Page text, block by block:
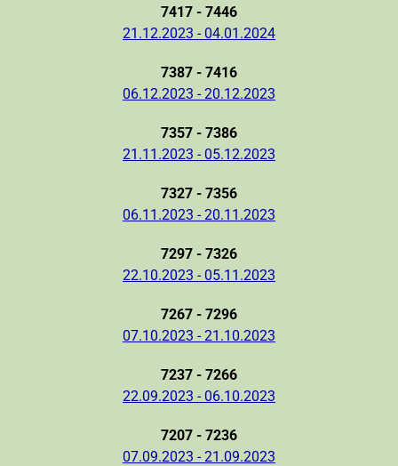
7417 - 7446
21.12.2023 - 04.01.2024
7387 - 7416
06.12.2023 - 20.12.2023
7357 - 7386
21.11.2023 - 05.12.2023
7327 - 7356
06.11.2023 - 20.11.2023
7297 - 7326
22.10.2023 - 05.11.2023
7267 - 7296
07.10.2023 - 21.10.2023
7237 - 7266
22.09.2023 - 06.10.2023
7207 - 7236
07.09.2023 - 21.09.2023